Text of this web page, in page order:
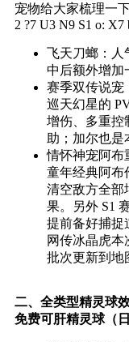
宠物给大家梳理一下
2 ?7 U3 N9 S1 o: X7
飞天刀螂：人
中后额外增加
赛季双传说宠
巡天幻星的
增伤、多重控
助；加尔也是
情怀神宠阿布
童年经典阿布
清空敌方全部
果。另外 S1
提前备好捕捉
网传冰晶虎本
批次更新到地
二、全类型精灵球
免费可肝精灵球（